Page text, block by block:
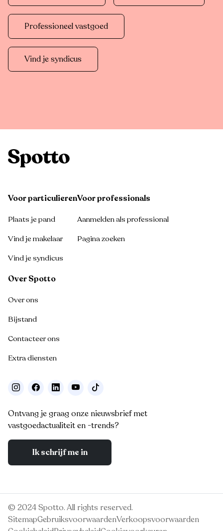
Professioneel vastgoed
Vind je syndicus
Voor particulieren
Plaats je pand
Vind je makelaar
Vind je syndicus
Voor professionals
Aanmelden als professional
Pagina zoeken
Over Spotto
Over ons
Bijstand
Contacteer ons
Extra diensten
Ontvang je graag onze nieuwsbrief met
vastgoedactualiteit en -trends?
Ik schrijf me in
© 2024 Spotto. All rights reserved.
SitemapGebruiksvoorwaardenVerkoopsvoorwaarden